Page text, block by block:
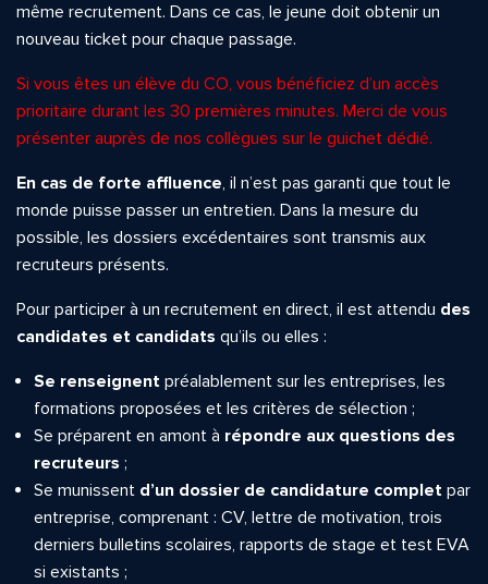
même recrutement. Dans ce cas, le jeune doit obtenir un
nouveau ticket pour chaque passage.
Si vous êtes un élève du CO, vous bénéficiez d’un accès
prioritaire durant les 30 premières minutes. Merci de vous
présenter auprès de nos collègues sur le guichet dédié.
En cas de forte affluence, il n’est pas garanti que tout le
monde puisse passer un entretien. Dans la mesure du
possible, les dossiers excédentaires sont transmis aux
recruteurs présents.
Pour participer à un recrutement en direct, il est attendu des
candidates et candidats qu’ils ou elles :
Se renseignent préalablement sur les entreprises, les
formations proposées et les critères de sélection ;
Se préparent en amont à répondre aux questions des
recruteurs ;
Se munissent d’un dossier de candidature complet par
entreprise, comprenant : CV, lettre de motivation, trois
derniers bulletins scolaires, rapports de stage et test EVA
si existants ;